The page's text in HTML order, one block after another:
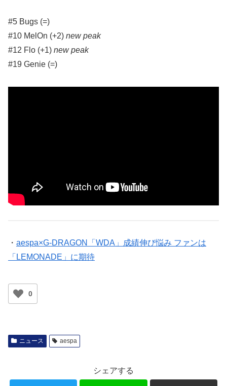
#5 Bugs (=)
#10 MelOn (+2) new peak
#12 Flo (+1) new peak
#19 Genie (=)
・ aespa×G-DRAGON「WDA」成績伸び悩み ファンは
「LEMONADE」に期待
0
ニュース aespa
シェアする